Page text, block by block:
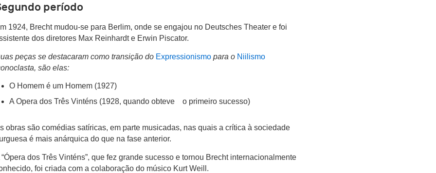
período
1924, Brecht mudou-se para Berlim, onde se engajou no Deutsches Theater e foi
dos diretores Max Reinhardt e Erwin Piscator.
peças se destacaram como transição do Expressionismo para o Niilismo
são elas:
O Homem é um Homem (1927)
A Opera dos Três Vinténs (1928, quando obteve o primeiro sucesso)
obras são comédias satíricas, em parte musicadas, nas quais a crítica à sociedade
é mais anárquica do que na fase anterior.
“Ópera dos Três Vinténs”, que fez grande sucesso e tornou Brecht internacionalmente
foi criada com a colaboração do músico Kurt Weill.